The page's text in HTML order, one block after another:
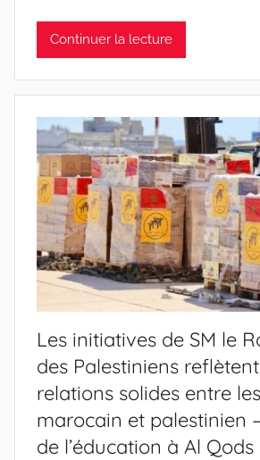
Continuer la lecture
Les initiatives de SM le
des Palestiniens
relations solides entre
marocain et palestinien
de l’éducation à Al Qods